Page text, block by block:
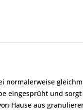
normalerweise
eingesprüht und
Hause aus